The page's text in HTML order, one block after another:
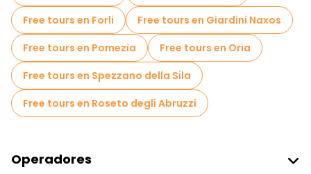
Free tours en Forli
Free tours en Giardini Naxos
Free tours en Pomezia
Free tours en Oria
Free tours en Spezzano della Sila
Free tours en Roseto degli Abruzzi
Operadores